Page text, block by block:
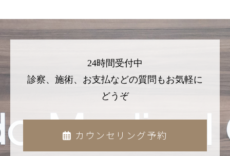
24時間受付中
診察、施術、お支払などの質問もお気軽に
どうぞ
カウンセリング予約